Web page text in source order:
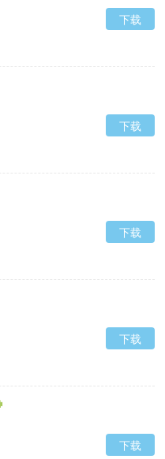
下载
下载
下载
下载
下载